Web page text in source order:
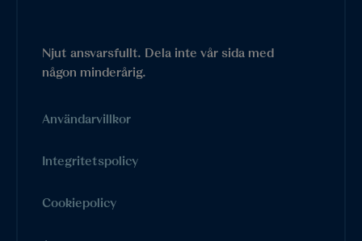
Njut ansvarsfullt. Dela inte vår sida med
någon minderårig.
Användarvillkor
Integritetspolicy
Cookiepolicy